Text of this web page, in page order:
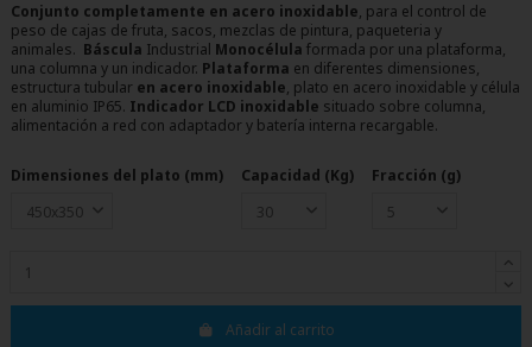
Conjunto completamente en acero inoxidable, para el control de
peso de cajas de fruta, sacos, mezclas de pintura, paqueteria y
animales. Báscula Industrial Monocélula formada por una plataforma,
una columna y un indicador. Plataforma en diferentes dimensiones,
estructura tubular en acero inoxidable, plato en acero inoxidable y célula
en aluminio IP65. Indicador LCD inoxidable situado sobre columna,
alimentación a red con adaptador y batería interna recargable.
Dimensiones del plato (mm) Capacidad (Kg) Fracción (g)
Añadir al carrito